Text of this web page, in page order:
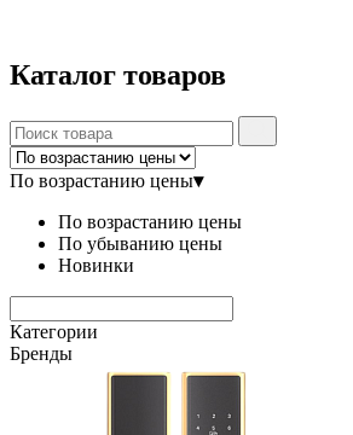
Каталог товаров
По возрастанию цены▾
По возрастанию цены
По убыванию цены
Новинки
Категории
Бренды